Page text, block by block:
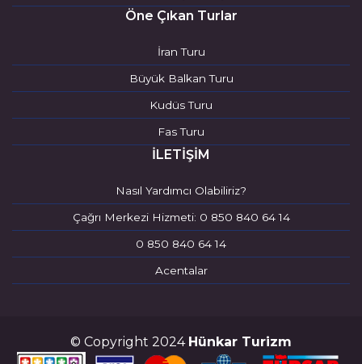
Öne Çıkan Turlar
İran Turu
Büyük Balkan Turu
Kudüs Turu
Fas Turu
İLETİŞİM
Nasıl Yardımcı Olabiliriz?
Çağrı Merkezi Hizmeti: 0 850 840 64 14
0 850 840 64 14
Acentalar
© Copyright 2024 Hünkar Turizm